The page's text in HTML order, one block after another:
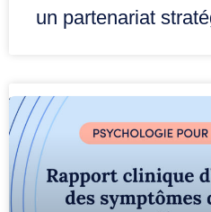
un partenariat